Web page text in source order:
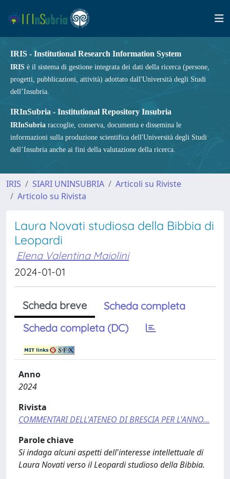
IRIS - Institutional Research Information System
IRIS è il sistema di gestione integrata dei dati della ricerca (persone,
progetti, pubblicazioni, attività) adottato dall'Università degli Studi
dell’Insubria.
IRInSubria - Institutional Repository Insubria
IRInSubria raccoglie, conserva, documenta e dissemina le
informazioni sulla produzione scientifica dell'Università degli Studi
dell’Insubria anche ai fini della valutazione della ricerca.
IRIS SIARI UNINSUBRIA
Articoli su Riviste
Articolo su Rivista
Laura Novati studiosa della Bibbia di
Leopardi
Elena Valentina Maiolini
2024-01-01
Scheda breve
Scheda completa
Scheda completa (DC)
Anno
2024
Rivista
COMMENTARI DELL'ATENEO DI BRESCIA PER L'ANNO...
Parole chiave
Si indaga alcuni aspetti dell'interesse intellettuale di
Laura Novati verso il Leopardi studioso della Bibbia.